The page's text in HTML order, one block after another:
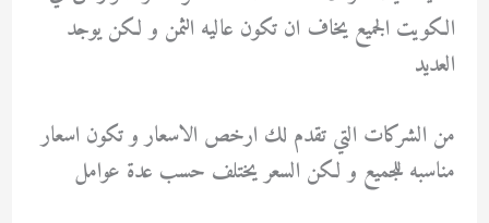
الكويت الجميع يخاف ان تكون عاليه الثمن و لكن يوجد
العديد
من الشركات التي تقدم لك ارخص الاسعار و تكون اسعار
مناسبه للجميع و لكن السعر يختلف حسب عدة عوامل